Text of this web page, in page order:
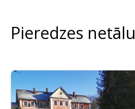
Pieredzes netālu